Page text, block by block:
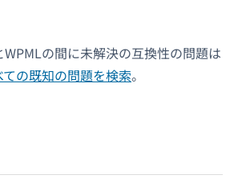
の間に未解決の互換性の問題は
ての既知の問題を検索。